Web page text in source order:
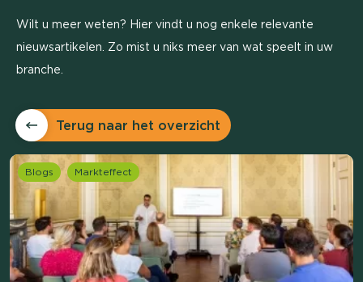
Wilt u meer weten? Hier vindt u nog enkele relevante
nieuwsartikelen. Zo mist u niks meer van wat speelt in uw
branche.
Terug naar het overzicht
Blogs Markteffect